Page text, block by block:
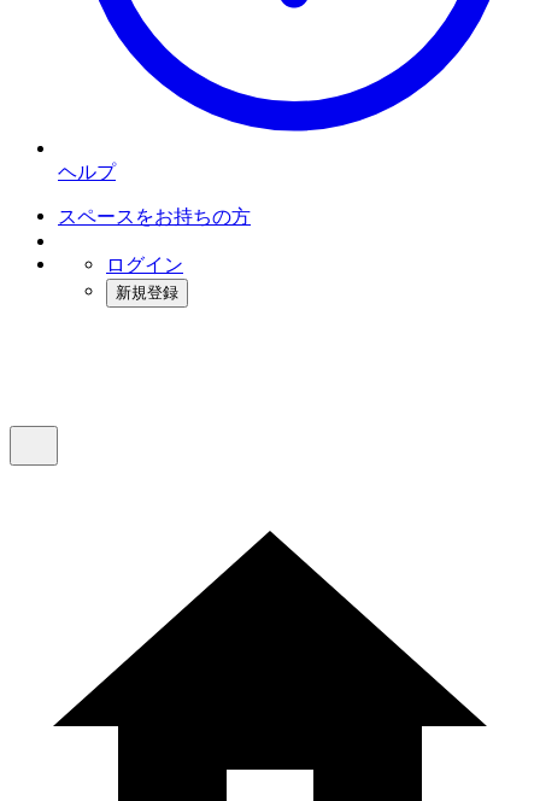
ヘルプ
スペースをお持ちの方
ログイン
新規登録